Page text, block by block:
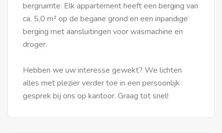
bergruimte. Elk appartement heeft een berging van
ca. 5,0 m² op de begane grond en een inpandige
berging met aansluitingen voor wasmachine en
droger.
Hebben we uw interesse gewekt? We lichten
alles met plezier verder toe in een persoonlijk
gesprek bij ons op kantoor. Graag tot snel!